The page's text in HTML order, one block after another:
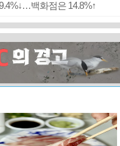
백화점은 14.8%↑